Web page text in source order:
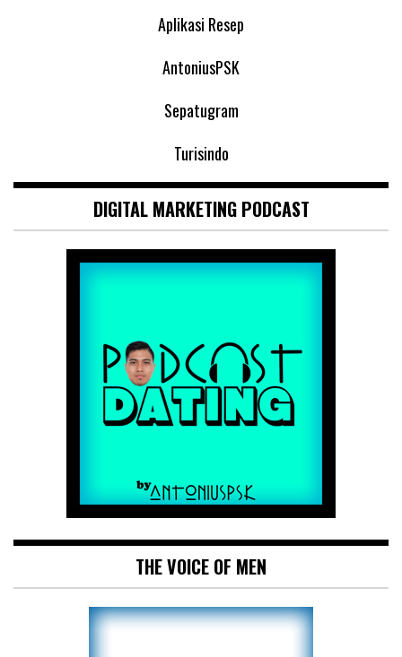
Aplikasi Resep
AntoniusPSK
Sepatugram
Turisindo
DIGITAL MARKETING PODCAST
THE VOICE OF MEN